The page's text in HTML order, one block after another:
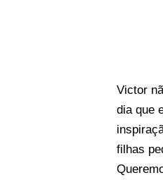
Victor
dia que
filhas